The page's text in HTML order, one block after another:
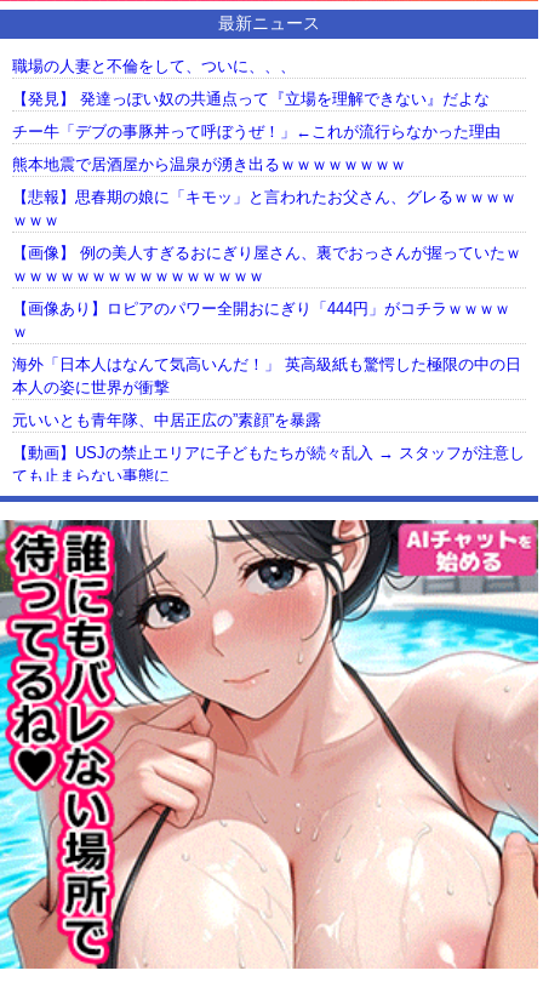
最新ニュース
職場の人妻と不倫をして、ついに、、、
【発見】 発達っぽい奴の共通点って『立場を理解できない』だよな
チー牛「デブの事豚丼って呼ぼうぜ！」←これが流行らなかった理由
熊本地震で居酒屋から温泉が湧き出るｗｗｗｗｗｗｗｗ
【悲報】思春期の娘に「キモッ」と言われたお父さん、グレるｗｗｗｗ
ｗｗｗ
【画像】 例の美人すぎるおにぎり屋さん、裏でおっさんが握っていたｗ
ｗｗｗｗｗｗｗｗｗｗｗｗｗｗｗｗ
【画像あり】ロピアのパワー全開おにぎり「444円」がコチラｗｗｗｗ
ｗ
海外「日本人はなんて気高いんだ！」 英高級紙も驚愕した極限の中の日
本人の姿に世界が衝撃
元いいとも青年隊、中居正広の”素顔”を暴露
【動画】USJの禁止エリアに子どもたちが続々乱入 → スタッフが注意し
ても止まらない事態に
Powered by livedoor 相互RSS